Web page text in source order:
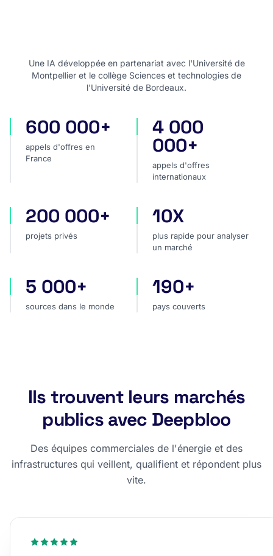
Une IA développée en partenariat avec l'Université de
Montpellier et le collège Sciences et technologies de
l'Université de Bordeaux.
appels d'offres en France
600 000+
appels d'offres en
France
appels d'offres
4 000
000+
appels d'offres
internationaux
projets privés
200 000+
projets privés
plus rapide pour analyser
10X
plus rapide pour analyser
un marché
sources dans le monde
5 000+
sources dans le monde
pays couverts
190+
pays couverts
Ils trouvent leurs marchés
publics avec Deepbloo
Des équipes commerciales de l'énergie et des
infrastructures qui veillent, qualifient et répondent plus
vite.